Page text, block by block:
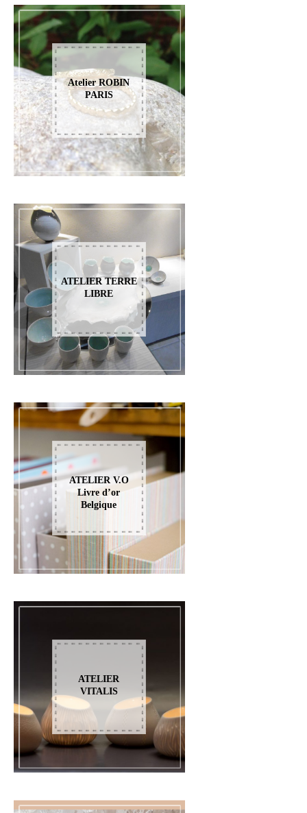
Atelier ROBIN
PARIS
ATELIER TERRE
LIBRE
ATELIER V.O
Livre d’or
Belgique
ATELIER
VITALIS